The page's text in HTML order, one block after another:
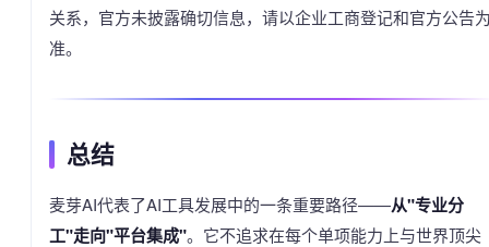
关系，官方未披露确切信息，请以企业工商登记和官方公告
准。
总结
麦芽AI代表了AI工具发展中的一条重要路径——从"专业分
工"走向"平台集成"。它不追求在每个单项能力上与世界顶尖